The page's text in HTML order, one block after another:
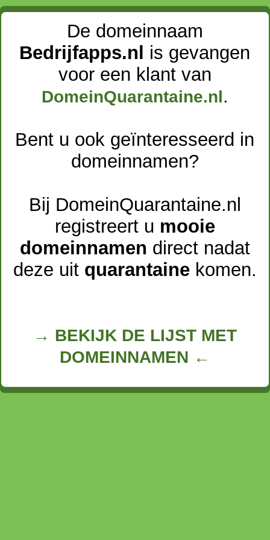
De domeinnaam
Bedrijfapps.nl
is gevangen
voor een klant van
DomeinQuarantaine.nl .
Bent u ook geïnteresseerd in
domeinnamen?
Bij DomeinQuarantaine.nl
registreert u mooie
domeinnamen direct nadat
deze uit quarantainekomen.
→ BEKIJK DE LIJST MET
DOMEINNAMEN ←